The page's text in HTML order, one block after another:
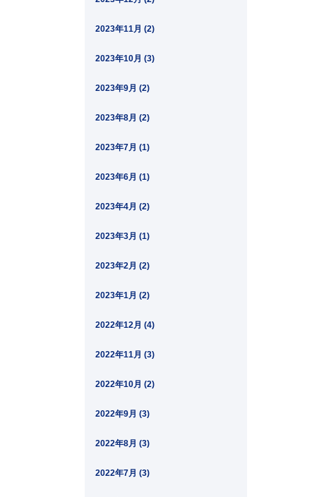
2023年11月 (2)
2023年10月 (3)
2023年9月 (2)
2023年8月 (2)
2023年7月 (1)
2023年6月 (1)
2023年4月 (2)
2023年3月 (1)
2023年2月 (2)
2023年1月 (2)
2022年12月 (4)
2022年11月 (3)
2022年10月 (2)
2022年9月 (3)
2022年8月 (3)
2022年7月 (3)